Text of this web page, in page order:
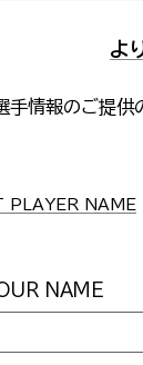
よ
手情報のご提供
PLAYER NAME
NAME